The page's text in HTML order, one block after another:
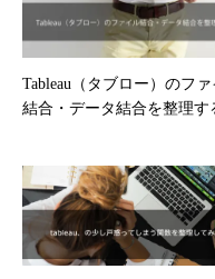
Tableau（タブロー）のフ
結合・データ結合を整理す